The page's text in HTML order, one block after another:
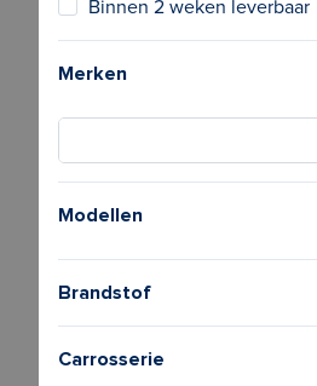
Binnen 2 weken leverbaar
Merken
Modellen
Brandstof
Carrosserie